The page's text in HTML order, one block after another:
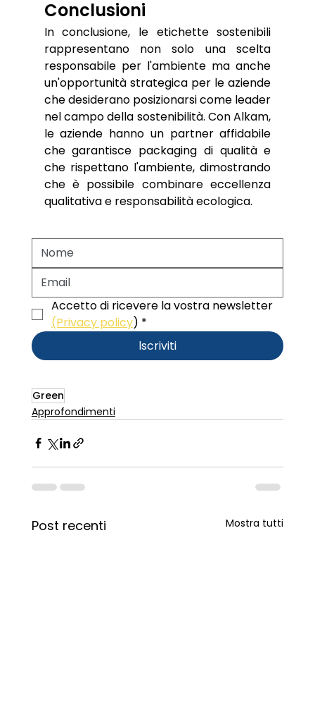
Conclusioni
In conclusione, le etichette sostenibili
rappresentano non solo una scelta
responsabile per l'ambiente ma anche
un'opportunità strategica per le aziende
che desiderano posizionarsi come leader
nel campo della sostenibilità. Con Alkam,
le aziende hanno un partner affidabile
che garantisce packaging di qualità e
che rispettano l'ambiente, dimostrando
che è possibile combinare eccellenza
qualitativa e responsabilità ecologica.
Accetto di ricevere la vostra newsletter
(Privacy policy) *
lscriviti
Green
Approfondimenti
Post recenti Mostra tutti